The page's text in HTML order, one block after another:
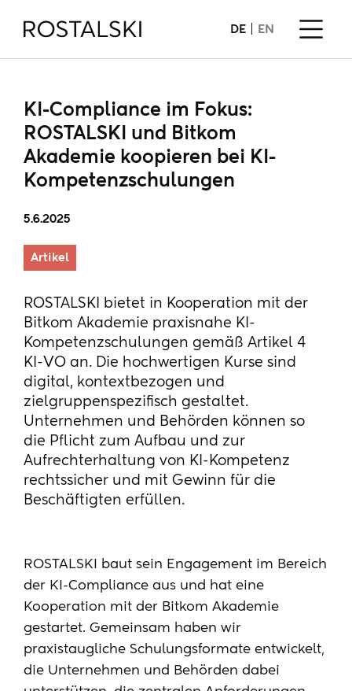
DE EN
KI-Compliance im Fokus:
ROSTALSKI und Bitkom
Akademie koopieren bei KI-
Kompetenzschulungen
5.6.2025
Artikel
ROSTALSKI bietet in Kooperation mit der
Bitkom Akademie praxisnahe KI-
Kompetenzschulungen gemäß Artikel 4
KI-VO an. Die hochwertigen Kurse sind
digital, kontextbezogen und
zielgruppenspezifisch gestaltet.
Unternehmen und Behörden können so
die Pflicht zum Aufbau und zur
Aufrechterhaltung von KI-Kompetenz
rechtssicher und mit Gewinn für die
Beschäftigten erfüllen.
ROSTALSKI baut sein Engagement im Bereich
der KI-Compliance aus und hat eine
Kooperation mit der Bitkom Akademie
gestartet. Gemeinsam haben wir
praxistaugliche Schulungsformate entwickelt,
die Unternehmen und Behörden dabei